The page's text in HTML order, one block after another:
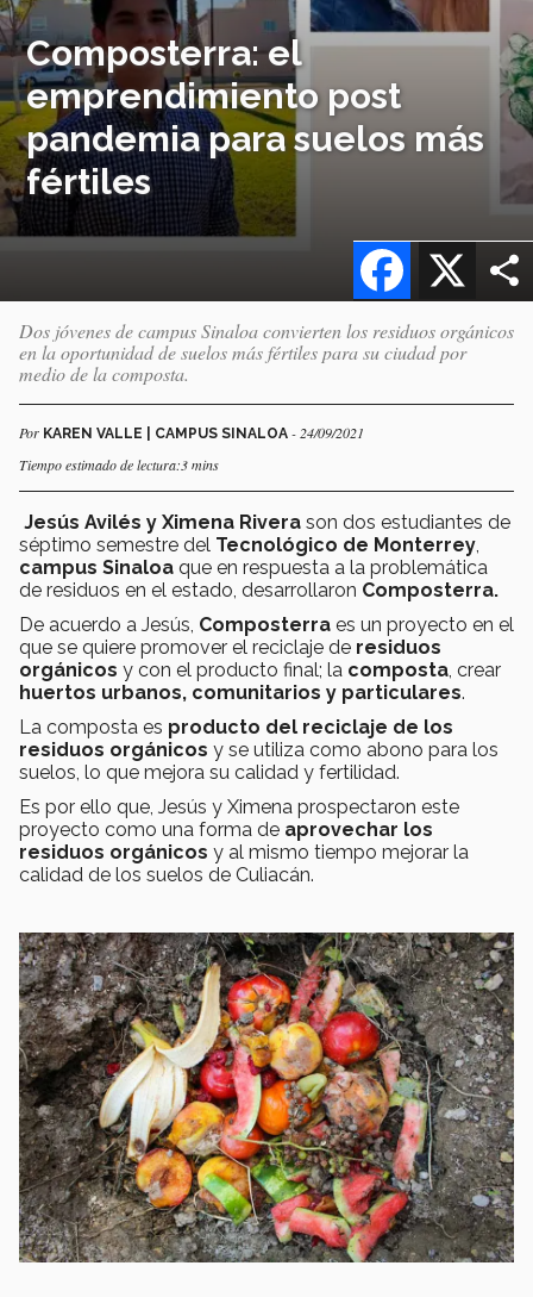
Composterra: el
emprendimiento post
pandemia para suelos más
fértiles
X
Facebook
Dos jóvenes de campus Sinaloa convierten los residuos orgánicos
en la oportunidad de suelos más fértiles para su ciudad por
medio de la composta.
Por KAREN VALLE | CAMPUS SINALOA - 24/09/2021
Tiempo estimado de lectura:3 mins
Jesús Avilés y Ximena Rivera son dos estudiantes de
séptimo semestre del Tecnológico de Monterrey
campus Sinaloa que en respuesta a la problemática
de residuos en el estado, desarrollaron Composterra.
De acuerdo a Jesús, Composterra es un proyecto en el
que se quiere promover el reciclaje de residuos
orgánicos y con el producto final; la composta , crear
huertos urbanos, comunitarios y particulares.
La composta es producto del reciclaje de los
residuos orgánicos y se utiliza como abono para los
suelos, lo que mejora su calidad y fertilidad.
Es por ello que, Jesús y Ximena prospectaron este
proyecto como una forma de aprovechar los
residuos orgánicos y al mismo tiempo mejorar la
calidad de los suelos de Culiacán.